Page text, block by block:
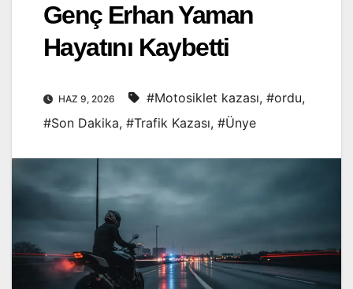
Genç Erhan Yaman
Hayatını Kaybetti
HAZ 9, 2026 #Motosiklet kazası, #ordu,
#Son Dakika, #Trafik Kazası, #Ünye